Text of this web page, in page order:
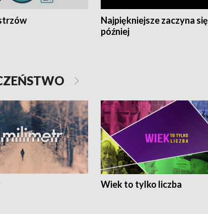
Najpiękniejsze zaczyna się
później
Wiek to tylko liczba